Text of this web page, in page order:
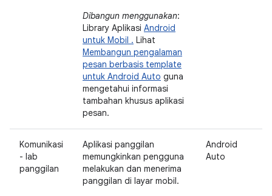
Dibangun menggunakan:
Library Aplikasi Android
untuk Mobil . Lihat
Membangun pengalaman
pesan berbasis template
untuk Android Auto guna
mengetahui informasi
tambahan khusus aplikasi
pesan.
Komunikasi
- lab
panggilan
Aplikasi panggilan
memungkinkan pengguna
melakukan dan menerima
panggilan di layar mobil.
Android
Auto